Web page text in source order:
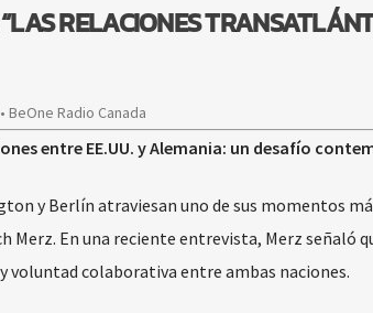
RELACIONES
BeOne Radio Canada
entre EE.UU. y Alemania: un desafío
y Berlín atraviesan uno de sus momentos
Merz. En una reciente entrevista, Merz señaló
voluntad colaborativa entre ambas naciones.